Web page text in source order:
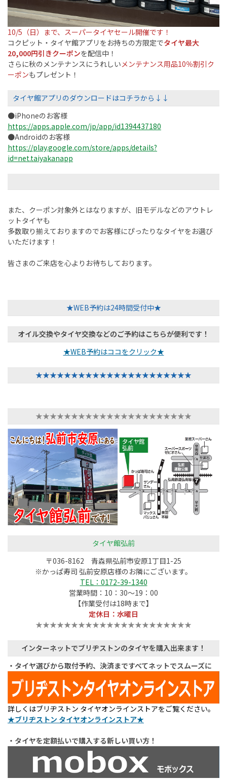
10/5（日）まで、スーパータイヤセール開催です！
コクピット・タイヤ館アプリをお持ちの方限定でタイヤ最大
20,000円引きクーポンを配信中！
さらに秋のメンテナンスにうれしいメンテナンス用品10％割引ク
ーポンもプレゼント！
タイヤ館アプリのダウンロードはコチラから↓↓
●iPhoneのお客様
https://apps.apple.com/jp/app/id1394437180
●Androidのお客様
https://play.google.com/store/apps/details?
id=net.taiyakanapp
また、クーポン対象外とはなりますが、旧モデルなどのアウトレ
ットタイヤも
多数取り揃えておりますのでお客様にぴったりなタイヤをお選び
いただけます！
皆さまのご来店を心よりお待ちしております。
★WEB予約は24時間受付中★
オイル交換やタイヤ交換などのご予約はこちらが便利です！
★WEB予約はココをクリック★
★★★★★★★★★★★★★★★★★★★★★★
★★★★★★★★★★★★★★★★★★★★★★
タイヤ館弘前
〒036-8162 青森県弘前市安原1丁目1-25
※かっぱ寿司 弘前安原店様のお隣にございます。
TEL：0172-39-1340
営業時間：10：30～19：00
【作業受付は18時まで】
定休日：水曜日
★★★★★★★★★★★★★★★★★★★★★★
インターネットでブリヂストンのタイヤを購入出来ます！
・タイヤ選びから取付予約、決済まですべてネットでスムーズに
詳しくはブリヂストン タイヤオンラインストアをご覧ください。
★ブリヂストン タイヤオンラインストア★
・タイヤを定額払いで購入する新しい買い方！